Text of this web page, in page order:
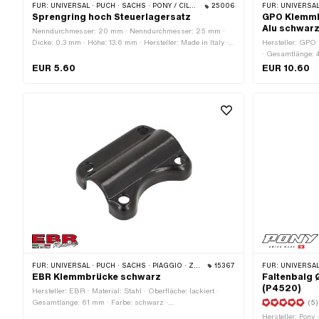
FÜR: UNIVERSAL · PUCH · SACHS · PONY / CILO (BETA 521 & 512) · PIAGGIO · ZÜNDAPP BELMONDO · TOMOS 25006
Sprengring hoch Steuerlagersatz
Nenndurchmesser: 20 mm · Nenndurchmesser: 25 mm ·
Dicke: 0.3 mm · Höhe: 13.6 mm · Hersteller: Made in Italy ·
EUR 5.60
FÜR: UNIVERSAL ·
GPO
Alu schwarz
Hersteller: GPO
· Gesamtlänge:
EUR 10.60
FÜR: UNIVERSAL · PUCH · SACHS · PIAGGIO · ZÜNDAPP BELMONDO 15367
EBR Klemmbrücke schwarz
Hersteller: EBR · Material: Stahl · Oberfläche: lackiert ·
Gesamtlänge: 61 mm · Farbe: schwarz ·
FÜR:
Faltenbalg
(P4520)
(5)
Hersteller: Pony